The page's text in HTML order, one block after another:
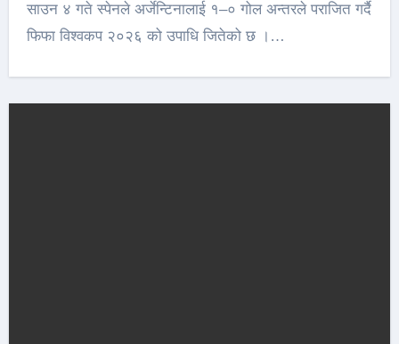
साउन ४ गते स्पेनले अर्जेन्टिनालाई १–० गोल अन्तरले पराजित गर्दै
फिफा विश्वकप २०२६ को उपाधि जितेको छ ।…